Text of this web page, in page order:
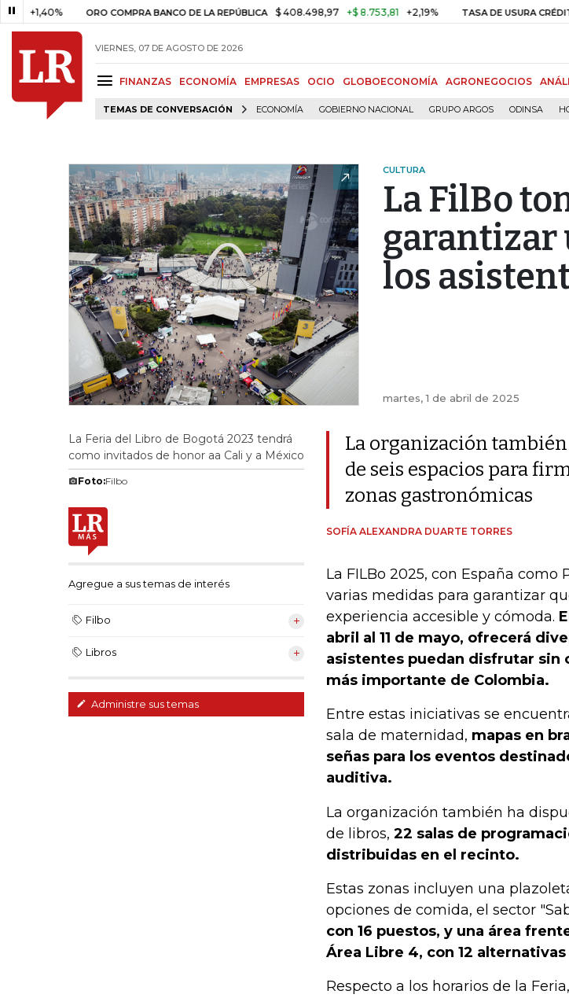
ORO COMPRA BANCO DE LA REPÚBLICA $ 408.498,97 +$ 8.753,81 +2,19% TASA DE USURA CRÉDITO
VIERNES, 07 DE AGOSTO DE 2026
FINANZAS ECONOMÍA EMPRESAS OCIO GLOBOECONOMÍA AGRONEGOCIOS
TEMAS DE CONVERSACIÓN ECONOMÍA GOBIERNO NACIONAL GRUPO ARGOS ODINSA
CULTURA
La FilBo
garantizar
los
martes, 1 de abril de 2025
La Feria del Libro de Bogotá 2023 tendrá
como invitados de honor aa Cali y a México
Foto:Filbo
Agregue a sus temas de interés
Filbo
Libros
Administre sus temas
La organización
de seis espacios para
zonas gastronómicas
SOFÍA ALEXANDRA DUARTE TORRES
La FILBo 2025, con España
varias medidas para garantizar
experiencia accesible y cómoda.
abril al 11 de mayo, ofrecerá
asistentes puedan disfrutar sin
más importante de Colombia.
Entre estas iniciativas se
sala de maternidad, mapas en
señas para los eventos
auditiva.
La organización también ha
de libros, 22 salas de
distribuidas en el recinto.
Estas zonas incluyen una
opciones de comida, el sector
con 16 puestos, y una área
Área Libre 4, con 12
Respecto a los horarios de la